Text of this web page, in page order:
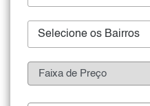
Selecione os Bairros